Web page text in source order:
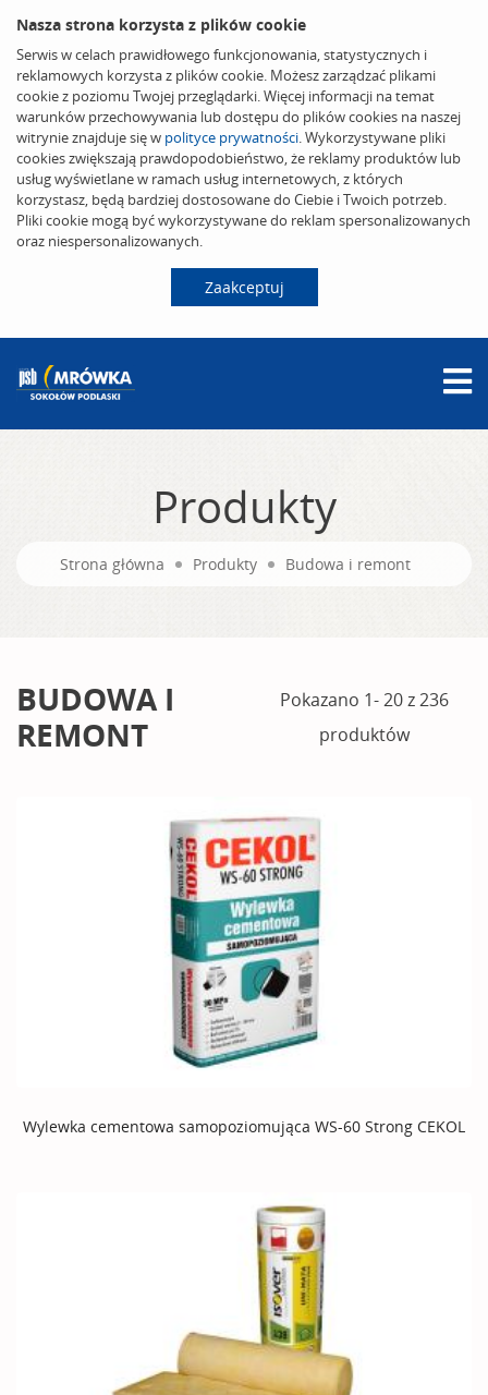
Nasza strona korzysta z plików cookie
Serwis w celach prawidłowego funkcjonowania, statystycznych i
reklamowych korzysta z plików cookie. Możesz zarządzać plikami
cookie z poziomu Twojej przeglądarki. Więcej informacji na temat
warunków przechowywania lub dostępu do plików cookies na naszej
witrynie znajduje się w polityce prywatności. Wykorzystywane pliki
cookies zwiększają prawdopodobieństwo, że reklamy produktów lub
usług wyświetlane w ramach usług internetowych, z których
korzystasz, będą bardziej dostosowane do Ciebie i Twoich potrzeb.
Pliki cookie mogą być wykorzystywane do reklam spersonalizowanych
oraz niespersonalizowanych.
Zaakceptuj
Produkty
Strona główna Produkty Budowa i remont
BUDOWA I
REMONT
Pokazano 1- 20 z 236
produktów
Wylewka cementowa samopoziomująca WS-60 Strong CEKOL